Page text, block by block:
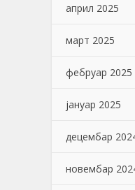
април 2025
март 2025
фебруар 2025
јануар 2025
децембар
новембар